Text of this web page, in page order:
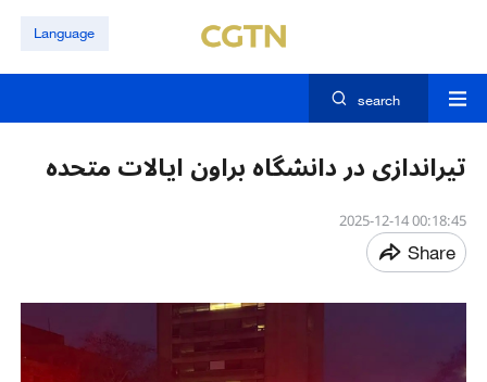
Language
search
تیراندازی در دانشگاه براون ایالات متحده
00:18:45 2025-12-14
Share